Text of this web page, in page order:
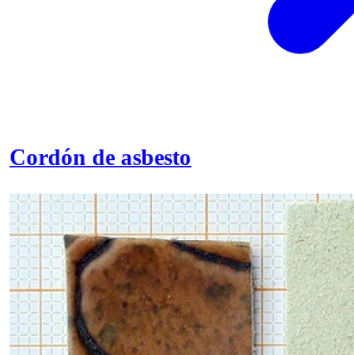
Cordón de asbesto